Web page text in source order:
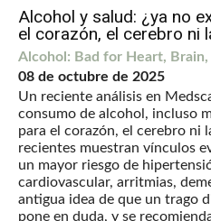
Alcohol y salud: ¿ya no
el corazón, el cerebro ni
Alcohol: Bad for Heart, Brain,
08 de octubre de 2025
Un reciente análisis en
consumo de alcohol, incluso
para el corazón, el cerebro ni
recientes muestran vínculos
un mayor riesgo de
cardiovascular, arritmias,
antigua idea de que un trago
pone en duda, y se